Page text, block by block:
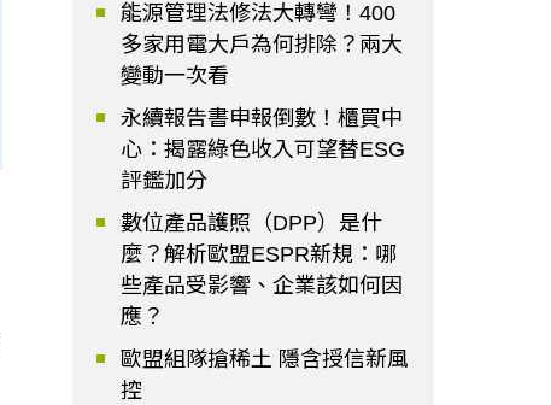
能源管理法修法大轉彎！400
多家用電大戶為何排除？兩大
變動一次看
永續報告書申報倒數！櫃買中
心：揭露綠色收入可望替ESG
評鑑加分
數位產品護照（DPP）是什
麼？解析歐盟ESPR新規：哪
些產品受影響、企業該如何因
應？
歐盟組隊搶稀土 隱含授信新風
控